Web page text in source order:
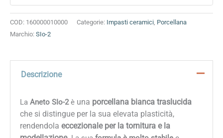
COD: 160000010000 Categorie: Impasti ceramici, Porcellana
Marchio: SIo-2
Descrizione
La Aneto SIo-2è una porcellana bianca traslucida
che si distingue per la sua elevata plasticità,
rendendola eccezionale per la tornitura e la